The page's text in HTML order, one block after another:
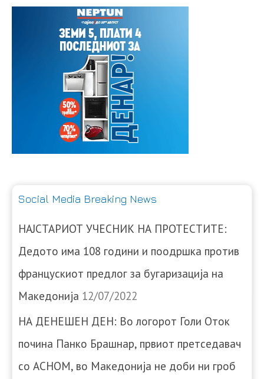
Social Media Breaking News
НАЈСТАРИОТ УЧЕСНИК НА ПРОТЕСТИТЕ:
Дедото има 108 години и поодршка против
францускиот предлог за бугаризација на
Македонија 12/07/2022
НА ДЕНЕШЕН ДЕН: Во логорот Голи Оток
почина Панко Брашнар, првиот претседавач
со АСНОМ, во Македонија не доби ни гроб